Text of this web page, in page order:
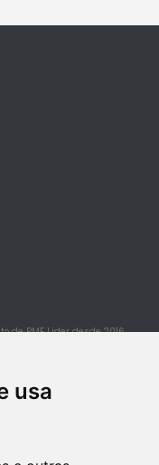
usa
de PME Lider desde 2016